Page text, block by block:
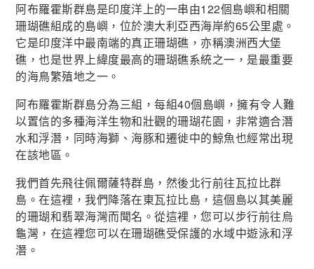
阿布羅霍斯群島是印度洋上的一串由122個島嶼和相關
珊瑚礁組成的島嶼，位於澳大利亞西海岸約65公里處。
它是印度洋中最南端的真正珊瑚礁，亦稱澳洲西大堡
礁，也是世界上緯度最高的珊瑚礁系統之一，是最重要
的海鳥繁殖地之一。
阿布羅霍斯群島分為三組，每組40個島嶼，擁有令人難
以置信的多種海洋生物和壯觀的珊瑚花園，非常適合潛
水和浮潛，同時海獅、海豚和遷徙中的鯨魚也經常出現
在該地區。
我們首先飛往佩爾薩特群島，然後北行前往瓦拉比群
島。在這裡，我們降落在東瓦拉比島，這個島以其美麗
的珊瑚和翡翠海灣而聞名。從這裡，您可以步行前往烏
龜灣，在這裡您可以在珊瑚礁受保護的水域中遊泳和浮
潛。